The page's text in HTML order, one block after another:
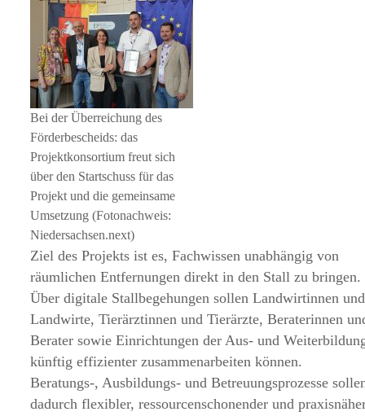
Bei der Überreichung des
Förderbescheids: das
Projektkonsortium freut sich
über den Startschuss für das
Projekt und die gemeinsame
Umsetzung (Fotonachweis:
Niedersachsen.next)
Ziel des Projekts ist es, Fachwissen unabhängig von
räumlichen Entfernungen direkt in den Stall zu bringen.
Über digitale Stallbegehungen sollen Landwirtinnen und
Landwirte, Tierärztinnen und Tierärzte, Beraterinnen
Berater sowie Einrichtungen der Aus- und
künftig effizienter zusammenarbeiten können.
Beratungs-, Ausbildungs- und Betreuungsprozesse
dadurch flexibler, ressourcenschonender und